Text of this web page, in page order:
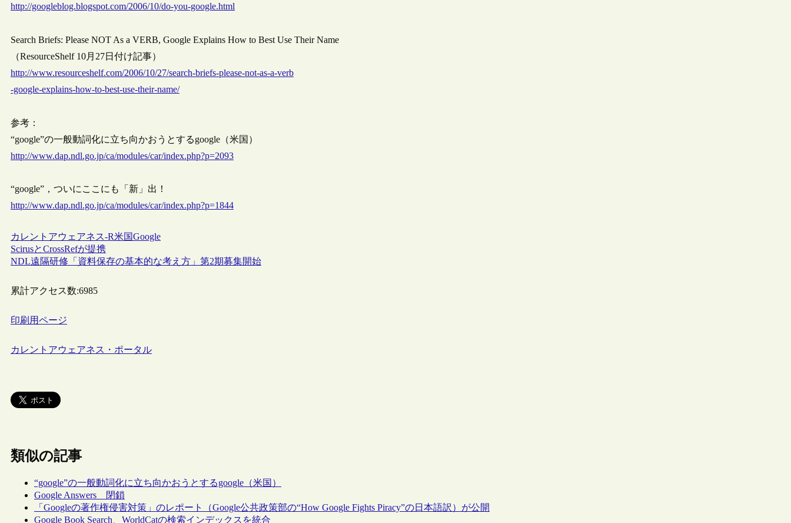
http://googleblog.blogspot.com/2006/10/do-you-google.html
Search Briefs: Please NOT As a VERB, Google Explains How to Best Use Their Name
（ResourceShelf 10月27日付け記事）
http://www.resourceshelf.com/2006/10/27/search-briefs-please-not-as-a-verb
-google-explains-how-to-best-use-their-name/
参考：
“google”の一般動詞化に立ち向かおうとするgoogle（米国）
http://www.dap.ndl.go.jp/ca/modules/car/index.php?p=2093
“google”，ついにここにも「新」出！
http://www.dap.ndl.go.jp/ca/modules/car/index.php?p=1844
カレントアウェアネス-R米国Google
ScirusとCrossRefが提携
NDL遠隔研修「資料保存の基本的な考え方」第2期募集開始
累計アクセス数:6985
印刷用ページ
カレントアウェアネス・ポータル
類似の記事
“google”の一般動詞化に立ち向かおうとするgoogle（米国）
Google Answers 閉鎖
「Googleの著作権侵害対策」のレポート（Google公共政策部の“How Google Fights Piracy”の日本語訳）が公開
Google Book Search、WorldCatの検索インデックスを統合